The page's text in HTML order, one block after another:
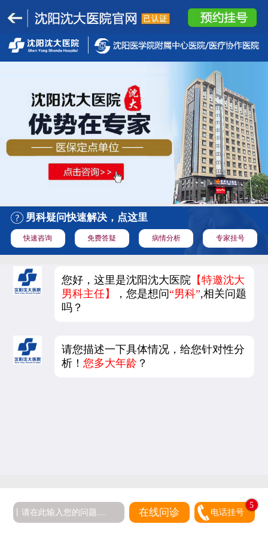
男科疑问快速解决，点这里
快速咨询 免费答疑 病情分析 专家挂号
您好，这里是沈阳沈大医院【特邀沈大
男科主任】
，您是想问“男科”,相关问题
吗？
请您描述一下具体情况，给您针对性分
析！ 您多大年龄 ？
在线问诊 电话挂号
5